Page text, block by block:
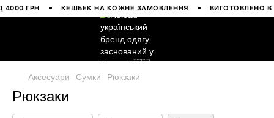
ГРН КЕШБЕК НА КОЖНЕ ЗАМОВЛЕННЯ ВИГОТОВЛЕНО В
Аксесуари Сумки Рюкзаки
Рюкзаки